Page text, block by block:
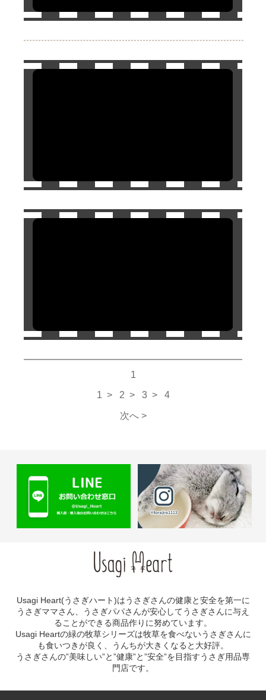
1
1 > 2 > 3> 4
次へ >
Usagi Heart(うさぎハート)はうさぎさんの健康と安全を第一に
うさぎママさん、うさぎパパさんが安心してうさぎさんに与え
ることができる商品作りに努めています。
Usagi Heartの緑の牧草シリーズは牧草を食べないうさぎさんに
も食いつきが良く、うんちが大きくなると大好評。
うさぎさんの”美味しい”と”健康”と”安全”を目指すうさぎ用品専
門店です。